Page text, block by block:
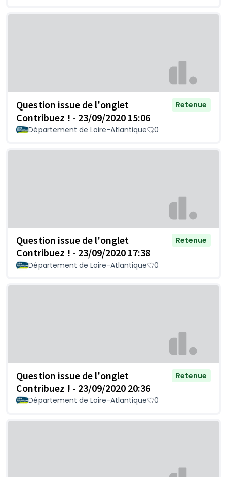
Question issue de l'onglet
Contribuez ! - 23/09/2020 15:06
Retenue
Département de Loire-Atlantique 0
Question issue de l'onglet
Contribuez ! - 23/09/2020 17:38
Retenue
Département de Loire-Atlantique 0
Question issue de l'onglet
Contribuez ! - 23/09/2020 20:36
Retenue
Département de Loire-Atlantique 0